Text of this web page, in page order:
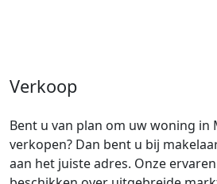
Verkoop
Bent u van plan om uw woning in
verkopen? Dan bent u bij
aan het juiste adres. Onze ervaren